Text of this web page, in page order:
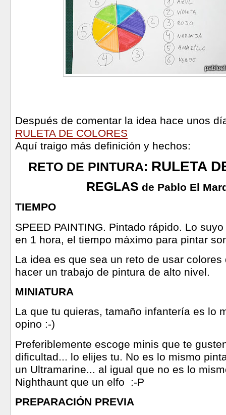
Después de comentar la idea hace unos
RULETA DE COLORES
Aquí traigo más definición y hechos:
RETO DE PINTURA: RULETA
REGLAS de Pablo El
TIEMPO
SPEED PAINTING. Pintado rápido. Lo
en 1 hora, el tiempo máximo para pintar
La idea es que sea un reto de usar
hacer un trabajo de pintura de alto nivel.
MINIATURA
La que tu quieras, tamaño infantería es lo
opino :-)
Preferiblemente escoge minis que te
dificultad... lo elijes tu. No es lo mismo
un Ultramarine... al igual que no es lo
Nighthaunt que un elfo
:-P
PREPARACIÓN PREVIA